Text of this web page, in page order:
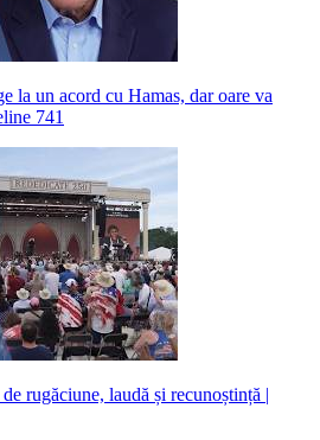
la un acord cu Hamas, dar oare va
741
rugăciune, laudă și recunoștință |